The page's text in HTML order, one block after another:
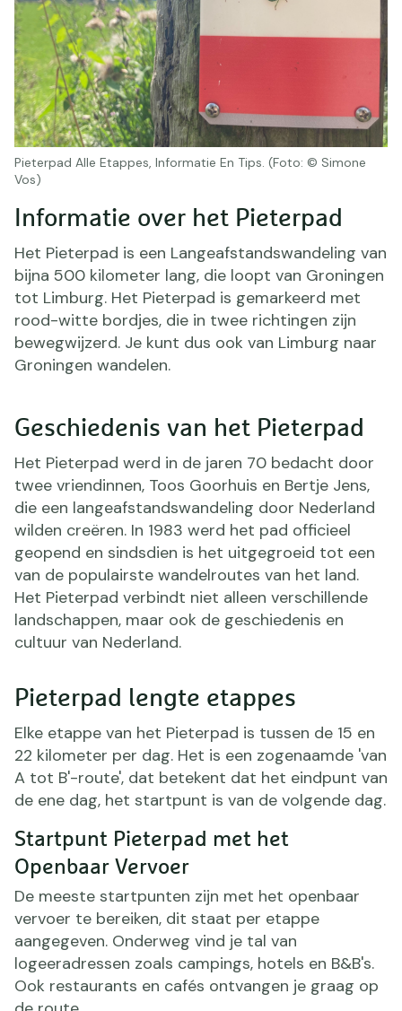
Informatie over het Pieterpad
Het Pieterpad is een Langeafstandswandeling van
bijna 500 kilometer lang, die loopt van Groningen
tot Limburg. Het Pieterpad is gemarkeerd met
rood-witte bordjes, die in twee richtingen zijn
bewegwijzerd. Je kunt dus ook van Limburg naar
Groningen wandelen.
Pieterpad Alle Etappes, Informatie En Tips. (Foto: © Simone
Vos)
Geschiedenis van het Pieterpad
Het Pieterpad werd in de jaren 70 bedacht door
twee vriendinnen, Toos Goorhuis en Bertje Jens,
die een langeafstandswandeling door Nederland
wilden creëren. In 1983 werd het pad officieel
geopend en sindsdien is het uitgegroeid tot een
van de populairste wandelroutes van het land.
Het Pieterpad verbindt niet alleen verschillende
landschappen, maar ook de geschiedenis en
cultuur van Nederland.
Pieterpad lengte etappes
Elke etappe van het Pieterpad is tussen de 15 en
22 kilometer per dag. Het is een zogenaamde 'van
A tot B'-route', dat betekent dat het eindpunt van
de ene dag, het startpunt is van de volgende dag.
Startpunt Pieterpad met het
Openbaar Vervoer
De meeste startpunten zijn met het openbaar
vervoer te bereiken, dit staat per etappe
aangegeven. Onderweg vind je tal van
logeeradressen zoals campings, hotels en B&B's.
Ook restaurants en cafés ontvangen je graag op